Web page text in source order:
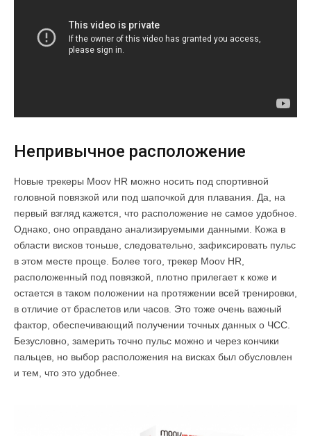
Непривычное расположение
Новые трекеры Moov HR можно носить под спортивной
головной повязкой или под шапочкой для плавания. Да, на
первый взгляд кажется, что расположение не самое удобное.
Однако, оно оправдано анализируемыми данными. Кожа в
области висков тоньше, следовательно, зафиксировать пульс
в этом месте проще. Более того, трекер Moov HR,
расположенный под повязкой, плотно прилегает к коже и
остается в таком положении на протяжении всей тренировки,
в отличие от браслетов или часов. Это тоже очень важный
фактор, обеспечивающий получении точных данных о ЧСС.
Безусловно, замерить точно пульс можно и через кончики
пальцев, но выбор расположения на висках был обусловлен
и тем, что это удобнее.